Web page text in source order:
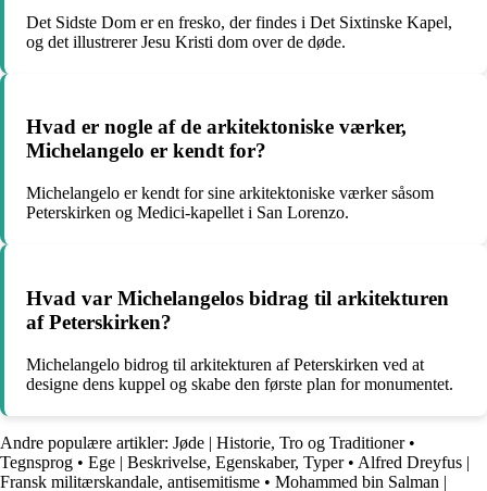
Det Sidste Dom er en fresko, der findes i Det Sixtinske Kapel,
og det illustrerer Jesu Kristi dom over de døde.
Hvad er nogle af de arkitektoniske værker,
Michelangelo er kendt for?
Michelangelo er kendt for sine arkitektoniske værker såsom
Peterskirken og Medici-kapellet i San Lorenzo.
Hvad var Michelangelos bidrag til arkitekturen
af Peterskirken?
Michelangelo bidrog til arkitekturen af Peterskirken ved at
designe dens kuppel og skabe den første plan for monumentet.
Andre populære artikler: Jøde | Historie, Tro og Traditioner•
Tegnsprog • Ege | Beskrivelse, Egenskaber, Typer• Alfred Dreyfus |
Fransk militærskandale, antisemitisme • Mohammed bin Salman |